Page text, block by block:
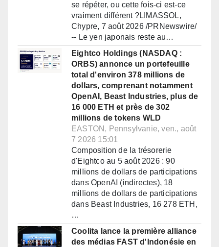
se répéter, ou cette fois-ci est-ce
vraiment différent ?LIMASSOL,
Chypre, 7 août 2026 /PRNewswire/
-- Le yen japonais reste au…
Eightco Holdings (NASDAQ :
ORBS) annonce un portefeuille
total d'environ 378 millions de
dollars, comprenant notamment
OpenAI, Beast Industries, plus de
16 000 ETH et près de 302
millions de tokens WLD
EASTON, Pennsylvanie, ven., août
7 2026 15:01
Composition de la trésorerie
d'Eightco au 5 août 2026 : 90
millions de dollars de participations
dans OpenAI (indirectes), 18
millions de dollars de participations
dans Beast Industries, 16 278 ETH,
…
Coolita lance la première alliance
des médias FAST d'Indonésie en